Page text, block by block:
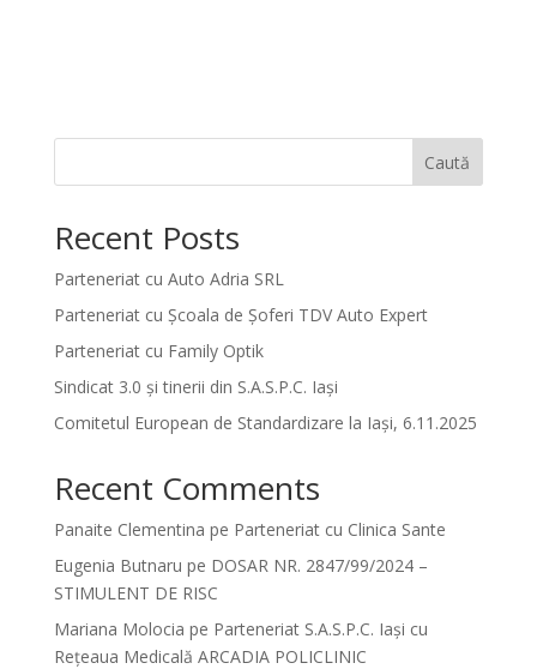
Caută
Recent Posts
Parteneriat cu Auto Adria SRL
Parteneriat cu Școala de Șoferi TDV Auto Expert
Parteneriat cu Family Optik
Sindicat 3.0 și tinerii din S.A.S.P.C. Iași
Comitetul European de Standardizare la Iași, 6.11.2025
Recent Comments
Panaite Clementina pe Parteneriat cu Clinica Sante
Eugenia Butnaru pe DOSAR NR. 2847/99/2024 –
STIMULENT DE RISC
Mariana Molocia pe Parteneriat S.A.S.P.C. Iași cu
Rețeaua Medicală ARCADIA POLICLINIC